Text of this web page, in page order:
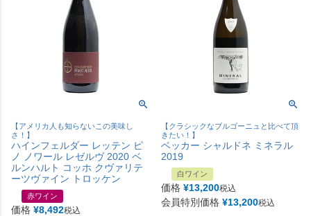
【アメリカ人も知らないこの美味し
さ！】
ハインフェルダー レッテン ピ
ノ ノワール レゼルヴ 2020 ベ
ルンハルト コッホ クヴァリテ
ーツヴァイン トロッケン
赤ワイン
価格 ¥8,492税込
【クラシックなブルゴーニュと比べて頂
きたい！】
ベッカー シャルドネ ミネラル
2019
白ワイン
価格 ¥13,200税込
会員特別価格 ¥13,200税込